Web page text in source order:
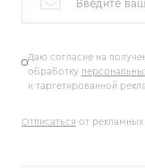
Даю согласие на
обработку
и таргетированной
Отписаться от